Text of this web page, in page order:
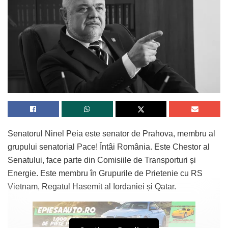
Senatorul Ninel Peia este senator de Prahova, membru al
grupului senatorial Pace! Întâi România. Este Chestor al
Senatului, face parte din Comisiile de Transporturi și
Energie. Este membru în Grupurile de Prietenie cu RS
Vietnam, Regatul Hasemit al Iordaniei și Qatar.